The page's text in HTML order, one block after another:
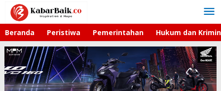
Lewati
konten
Beranda Peristiwa Pemerintahan Hukum dan